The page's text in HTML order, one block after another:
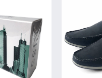
tootel
mitu
varianti.
Valikuid